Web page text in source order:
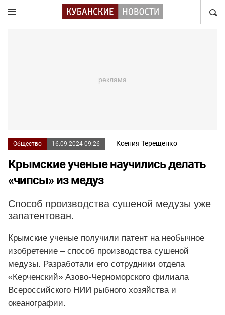
Общество 16.09.2024 09:26 Ксения Терещенко
Крымские ученые научились делать
«чипсы» из медуз
Способ производства сушеной медузы уже
запатентован.
Крымские ученые получили патент на необычное
изобретение – способ производства сушеной
медузы. Разработали его сотрудники отдела
«Керченский» Азово-Черноморского филиала
Всероссийского НИИ рыбного хозяйства и
океанографии.